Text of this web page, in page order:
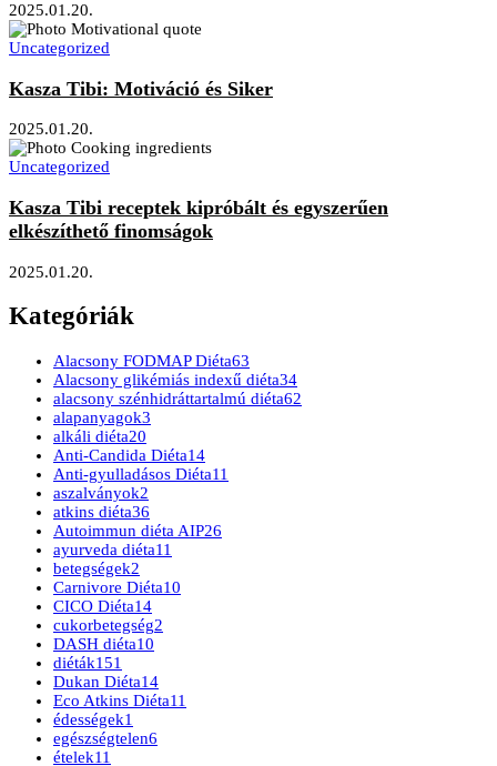
2025.01.20.
Uncategorized
Kasza Tibi: Motiváció és Siker
2025.01.20.
Uncategorized
Kasza Tibi receptek kipróbált és egyszerűen
elkészíthető finomságok
2025.01.20.
Kategóriák
Alacsony FODMAP Diéta63
Alacsony glikémiás indexű diéta34
alacsony szénhidráttartalmú diéta62
alapanyagok3
alkáli diéta20
Anti-Candida Diéta14
Anti-gyulladásos Diéta11
aszalványok2
atkins diéta36
Autoimmun diéta AIP26
ayurveda diéta11
betegségek2
Carnivore Diéta10
CICO Diéta14
cukorbetegség2
DASH diéta10
diéták151
Dukan Diéta14
Eco Atkins Diéta11
édességek1
egészségtelen6
ételek11